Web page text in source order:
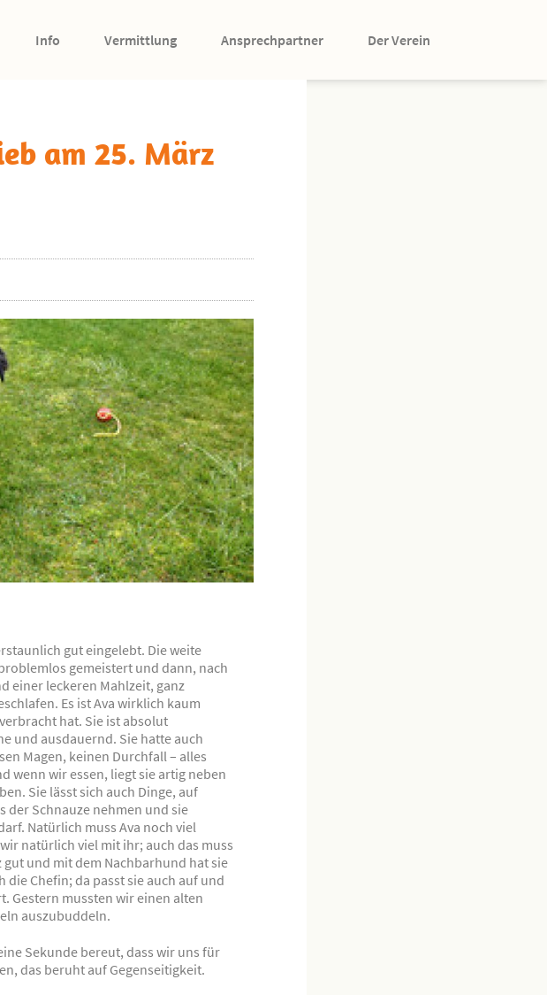
Info Vermittlung Ansprechpartner Der Verein
am 25. März
gut eingelebt. Die weite
gemeistert und dann, nach
einer leckeren Mahlzeit, ganz
Es ist Ava wirklich kaum
hat. Sie ist absolut
und ausdauernd. Sie hatte auch
Magen, keinen Durchfall – alles
wenn wir essen, liegt sie artig neben
Sie lässt sich auch Dinge, auf
Schnauze nehmen und sie
Natürlich muss Ava noch viel
natürlich viel mit ihr; auch das muss
und mit dem Nachbarhund hat sie
Chefin; da passt sie auch auf und
Gestern mussten wir einen alten
auszubuddeln.
Sekunde bereut, dass wir uns für
das beruht auf Gegenseitigkeit.